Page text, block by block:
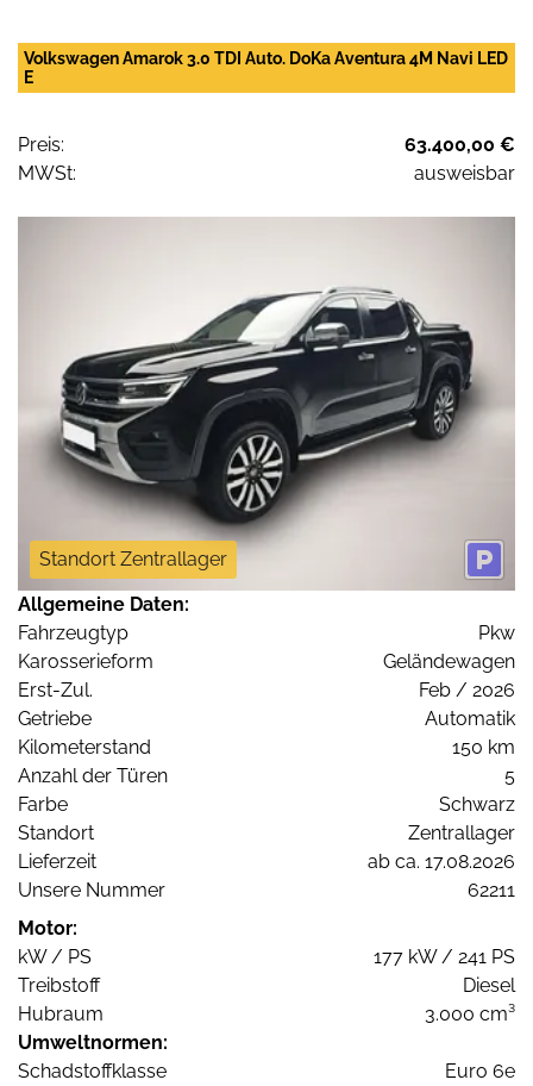
Volkswagen Amarok 3.0 TDI Auto. DoKa Aventura 4M Navi LED
E
Preis:
63.400,00 €
MWSt:
ausweisbar
Standort Zentrallager
Allgemeine Daten:
Fahrzeugtyp
Pkw
Karosserieform
Geländewagen
Erst-Zul.
Feb / 2026
Getriebe
Automatik
Kilometerstand
150 km
Anzahl der Türen
5
Farbe
Schwarz
Standort
Zentrallager
Lieferzeit
ab ca. 17.08.2026
Unsere Nummer
62211
Motor:
kW / PS
177 kW / 241 PS
Treibstoff
Diesel
Hubraum
3.000 cm³
Umweltnormen:
Schadstoffklasse
Euro 6e